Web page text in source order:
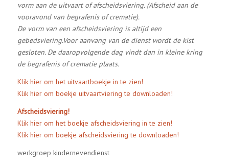
vorm aan de uitvaart of afscheidsviering. (Afscheid aan de
vooravond van begrafenis of crematie).
De vorm van een afscheidsviering is altijd een
gebedsviering.Voor aanvang van de dienst wordt de kist
gesloten. De daaropvolgende dag vindt dan in kleine kring
de begrafenis of crematie plaats.
Klik hier om het uitvaartboekje in te zien!
Klik hier om boekje uitvaartviering te downloaden!
Afscheidsviering!
Klik hier om het boekje afscheidsviering in te zien!
Klik hier om boekje afscheidsviering te downloaden!
werkgroep kindernevendienst